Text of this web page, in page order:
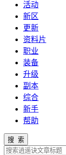
活动
新区
更新
资料片
职业
装备
升级
副本
综合
新手
帮助
搜 索